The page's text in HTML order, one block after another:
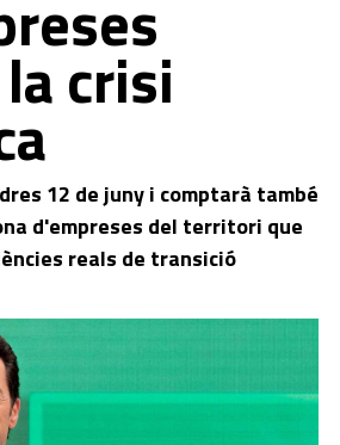
crisi
12 de juny i comptarà també
d'empreses del territori que
reals de transició